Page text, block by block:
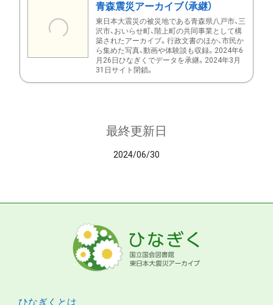
青森震災アーカイブ（承継）
東日本大震災の被災地である青森県八戸市、三
沢市、おいらせ町、階上町の共同事業として構
築されたアーカイブ。行政文書のほか、市民か
ら集めた写真、動画や体験談も収録。2024年6
月26日ひなぎくでデータを承継。2024年3月
31日サイト閉鎖。
最終更新日
2024/06/30
ひなぎくとは